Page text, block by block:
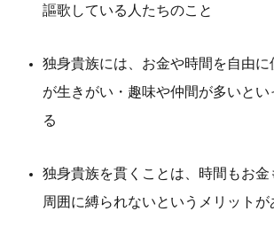
謳歌している人たちのこと
独身貴族には、お金や時間を自由に
が生きがい・趣味や仲間が多いとい
る
独身貴族を貫くことは、時間もお金
周囲に縛られないというメリットが